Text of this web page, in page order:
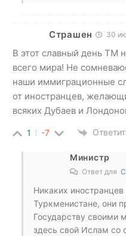
Страшен 30
В этот славный день ТМ
всего мира! Не
наши иммиграционные
от иностранцев,
всяких Дубаев и
1 -7
Министр
Ответ для
Никаких
Туркменистане, они
Государству своими
здесь свой Ислам со